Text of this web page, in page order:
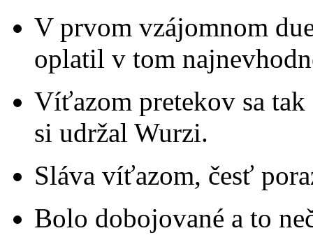
V prvom vzájomnom
oplatil v tom
Víťazom pretekov sa
si udržal Wurzi.
Sláva víťazom, česť
Bolo dobojované a to